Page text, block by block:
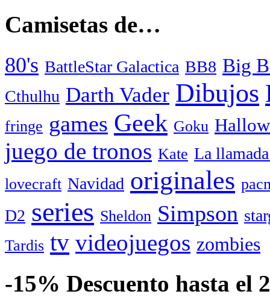
Camisetas de…
80's BattleStar Galactica BB8 Big
Cthulhu Darth Vader Dibujos
fringe games Geek Goku
juego de tronos Kate La
lovecraft Navidad originales
D2 series Sheldon Simpson
Tardis tv videojuegos zombies
-15% Descuento hasta el